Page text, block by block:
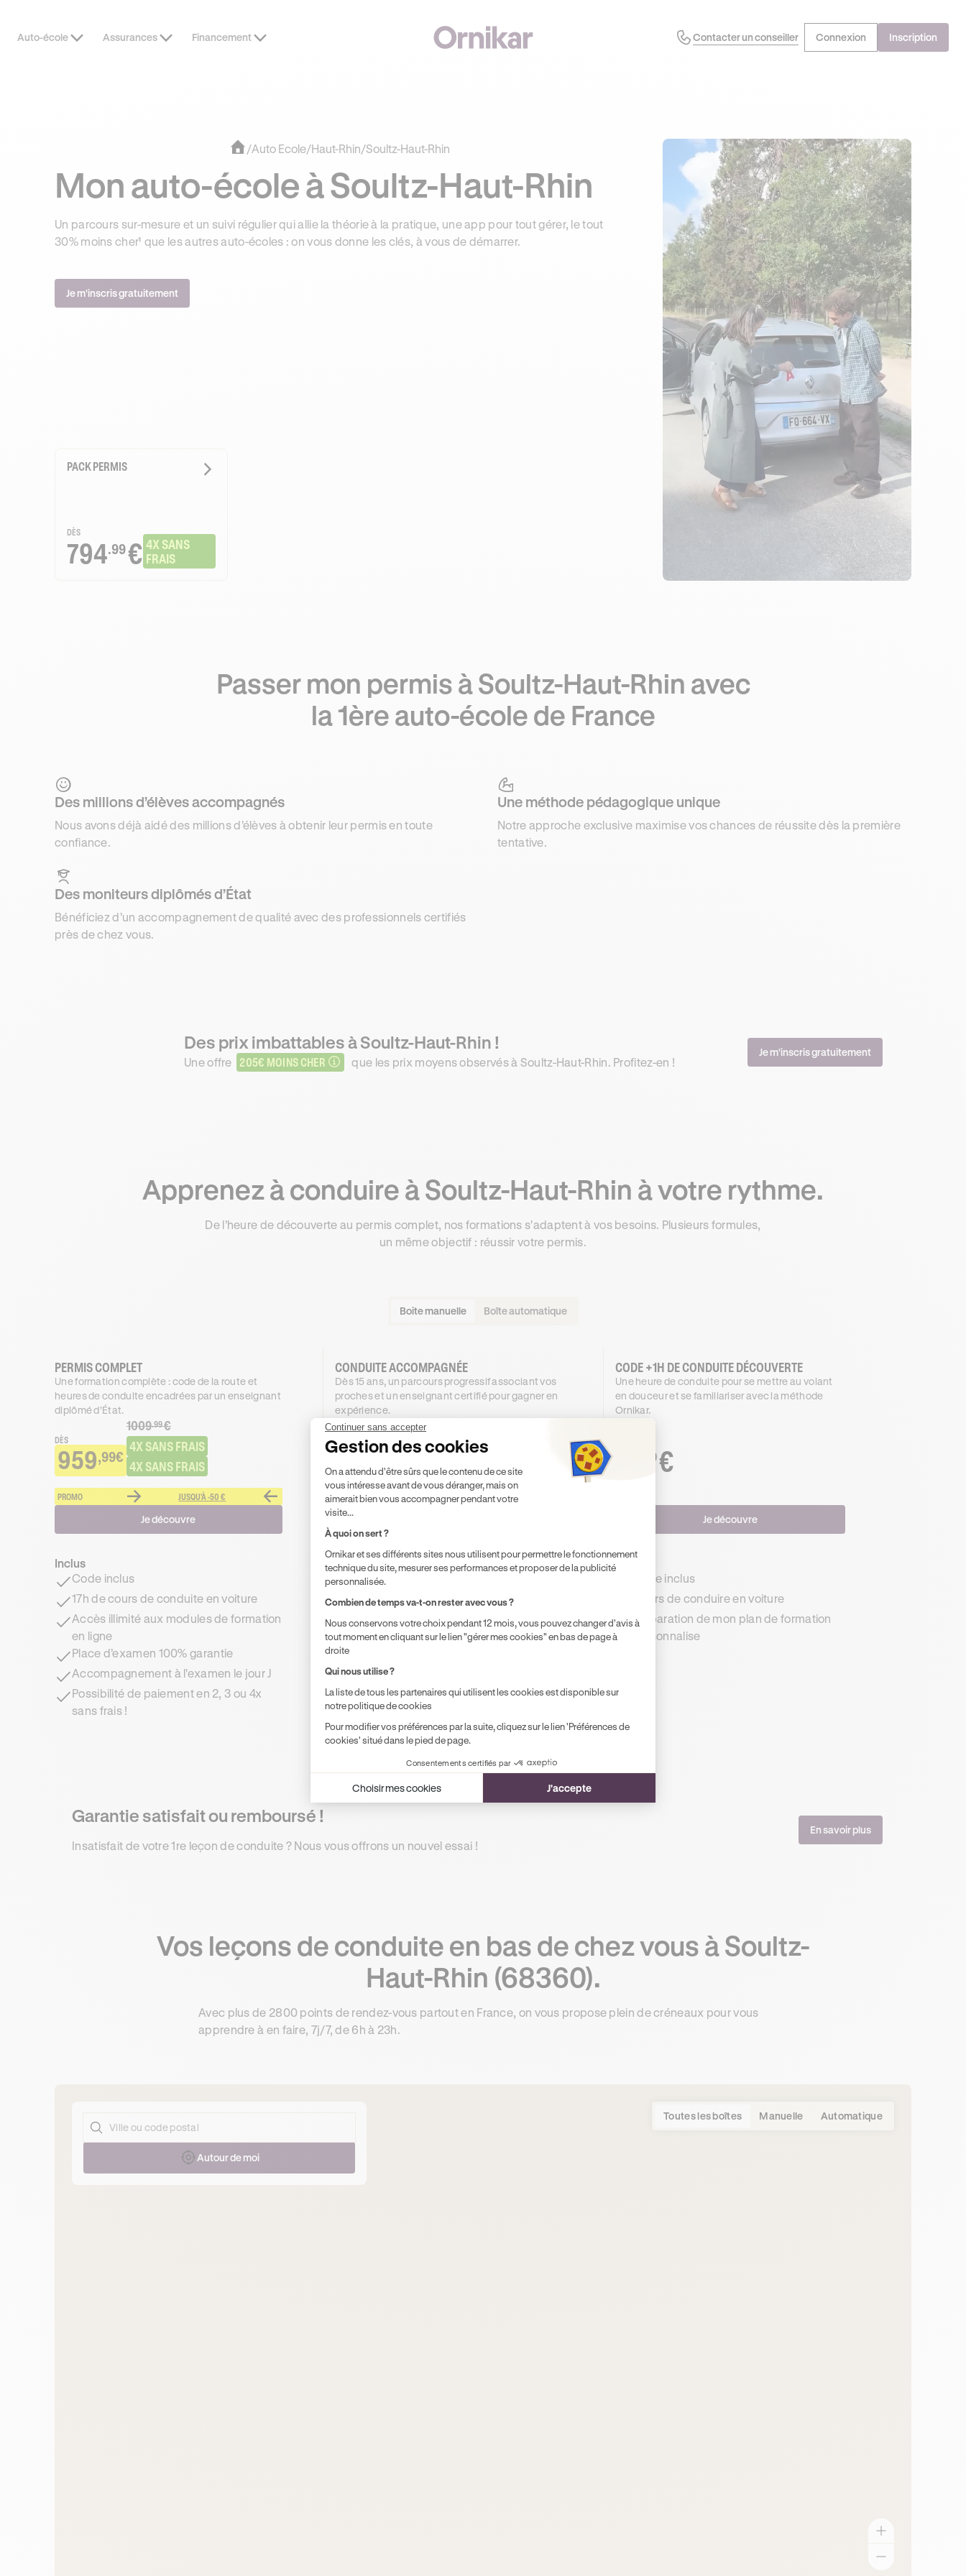
OFFRE EXCLUSIVE JUSQU’À 170€ OFFERTS AVEC REVOLUT + 3 MOIS DEEZER PREMIUM OFFERTS* ! J'EN PROFITE ! OFFRE EXCLUSIVE
Auto-école Assurances Financement Contacter un conseiller Connexion Inscription
/Auto Ecole/Haut-Rhin/Soultz-Haut-Rhin
Mon auto-école à Soultz-Haut-Rhin
Un parcours sur-mesure et un suivi régulier qui allie la théorie à la pratique, une app pour tout gérer, le tout
30% moins cher¹ que les autres auto-écoles : on vous donne les clés, à vous de démarrer.
Je m'inscris gratuitement
PACK PERMIS
DÈS
794.99€ 4X SANS
FRAIS
Passer mon permis à Soultz-Haut-Rhin avec
la 1ère auto-école de France
Des millions d’élèves accompagnés
Nous avons déjà aidé des millions d’élèves à obtenir leur permis en toute
confiance.
Une méthode pédagogique unique
Notre approche exclusive maximise vos chances de réussite dès la première
tentative.
Des moniteurs diplômés d’État
Bénéficiez d’un accompagnement de qualité avec des professionnels certifiés
près de chez vous.
Des prix imbattables à Soultz-Haut-Rhin !
Une offre 205€ MOINS CHER que les prix moyens observés à Soultz-Haut-Rhin. Profitez-en !
Je m'inscris gratuitement
Apprenez à conduire à Soultz-Haut-Rhin à votre rythme.
De l’heure de découverte au permis complet, nos formations s'adaptent à vos besoins. Plusieurs formules,
un même objectif : réussir votre permis.
Boite manuelle Boîte automatique
PERMIS COMPLET
Une formation complète : code de la route et
heures de conduite encadrées par un enseignant
diplômé d’État.
DÈS
959,99€
1009 .99€
4X SANS FRAIS
4X SANS FRAIS
PROMO JUSQU'À -50 €
Je découvre
Inclus
Code inclus
17h de cours de conduite en voiture
Accès illimité aux modules de formation
en ligne
Place d’examen 100% garantie
Accompagnement à l'examen le jour J
Possibilité de paiement en 2, 3 ou 4x
sans frais !
CONDUITE ACCOMPAGNÉE
Dès 15 ans, un parcours progressif associant vos
proches et un enseignant certifié pour gagner en
expérience.
DÈS
1154,99€
1254
4X SANS FRAIS
4X SANS FRAIS
PROMO -100 €
Inclus
Code inclus
20h de cours de conduite en voiture
Accès illimité aux modules de formation
en ligne
Accompagnement à l'examen le jour J
Possibilité de paiement en 2, 3 ou 4x
sans frais !
CODE +1H DE CONDUITE DÉCOUVERTE
Une heure de conduite pour se mettre au volant
en douceur et se familiariser avec la méthode
Ornikar.
.99€
Je découvre
Inclus
Code inclus
Cours de conduire en voiture
Préparation de mon plan de formation
personnalise
Garantie satisfait ou remboursé !
Insatisfait de votre 1re leçon de conduite ? Nous vous offrons un nouvel essai !
En savoir plus
Vos leçons de conduite en bas de chez vous à Soultz-
Haut-Rhin (68360).
Avec plus de 2800 points de rendez-vous partout en France, on vous propose plein de créneaux pour vous
apprendre à en faire, 7j/7, de 6h à 23h.
Autour de moi
Toutes les boîtes Manuelle Automatique
Continuer sans accepter
Gestion des cookies
Plateforme de Gestion du Consentement : Personnalisez vos Options
On a attendu d'être sûrs que le contenu de ce site
vous intéresse avant de vous déranger, mais on
aimerait bien vous accompagner pendant votre
visite...
À quoi on sert ?
Ornikar et ses différents sites nous utilisent pour permettre le fonctionnement
technique du site, mesurer ses performances et proposer de la publicité
personnalisée.
Combien de temps va-t-on rester avec vous ?
Nous conservons votre choix pendant 12 mois, vous pouvez changer d'avis à
tout moment en cliquant sur le lien "gérer mes cookies" en bas de page à
droite
Qui nous utilise ?
La liste de tous les partenaires qui utilisent les cookies est disponible sur
notre politique de cookies
Pour modifier vos préférences par la suite, cliquez sur le lien 'Préférences de
cookies' situé dans le pied de page.
Consentements certifiés par
Choisir mes cookies J'accepte
Axeptio consent